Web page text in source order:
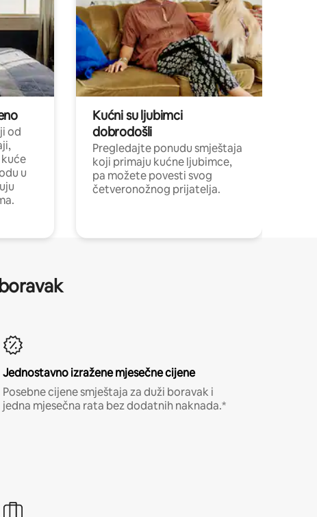
od
u
Kućni su ljubimci
dobrodošli
Pregledajte ponudu smještaja
koji primaju kućne ljubimce,
pa možete povesti svog
četveronožnog prijatelja.
Jednostavno izražene mjesečne cijene
Posebne cijene smještaja za duži boravak i
jedna mjesečna rata bez dodatnih naknada.*